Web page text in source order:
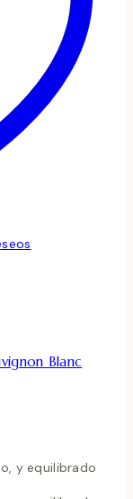
Blanc
y equilibrado